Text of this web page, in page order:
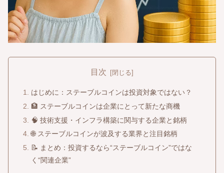
目次
はじめに：ステーブルコインは投資対象ではない？
🏦 ステーブルコインは企業にとって新たな商機
🧠 技術支援・インフラ構築に関与する企業と銘柄
🌐 ステーブルコインが波及する業界と注目銘柄
📝 まとめ：投資するなら“ステーブルコイン”ではな
く“関連企業”